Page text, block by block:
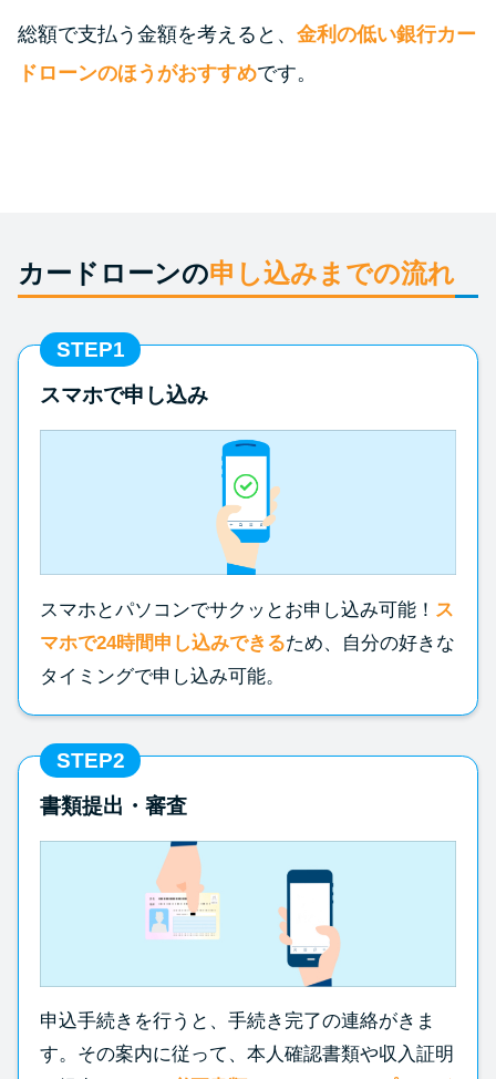
申し込みブラックとは?判断の目
アコムはブラックでも審査に通
方法
アコムとレイクどっちがいい
の？ カードローンの選び方を徹
底解説！
プロミスの返済方法を徹底解
説！ もっとも便利でお得な返済
方法はどれ？
年収が低い＆他社借入があると
を分析
みずほ銀行カードローンの問い
合わせ先とシーン別の問い合わ
せ方法
総額で支払う金額を考えると、 金利の低い銀行カー
ドローンのほうがおすすめです。
カードローンの申し込みまでの流れ
STEP1
スマホで申し込み
スマホとパソコンでサクッとお申し込み可能！ ス
マホで24時間申し込みできるため、自分の好きな
タイミングで申し込み可能。
STEP2
書類提出・審査
申込手続きを行うと、手続き完了の連絡がきま
す。その案内に従って、本人確認書類や収入証明